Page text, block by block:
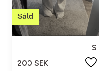
S
200 SEK